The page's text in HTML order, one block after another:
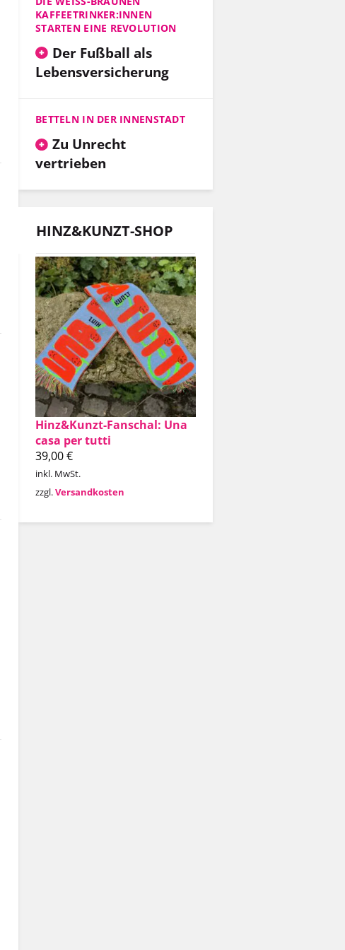
AFFEETRINKER:INNEN S
TARTEN EINE REVOLUTION
Der Fußball als
Lebensversicherung
BETTELN IN DER INNENSTADT
Zu Unrecht
vertrieben
HINZ&KUNZT-SHOP
Hinz&Kunzt-Fanschal: Una
casa per tutti
39,00€
inkl. MwSt.
zzgl.Versandkosten